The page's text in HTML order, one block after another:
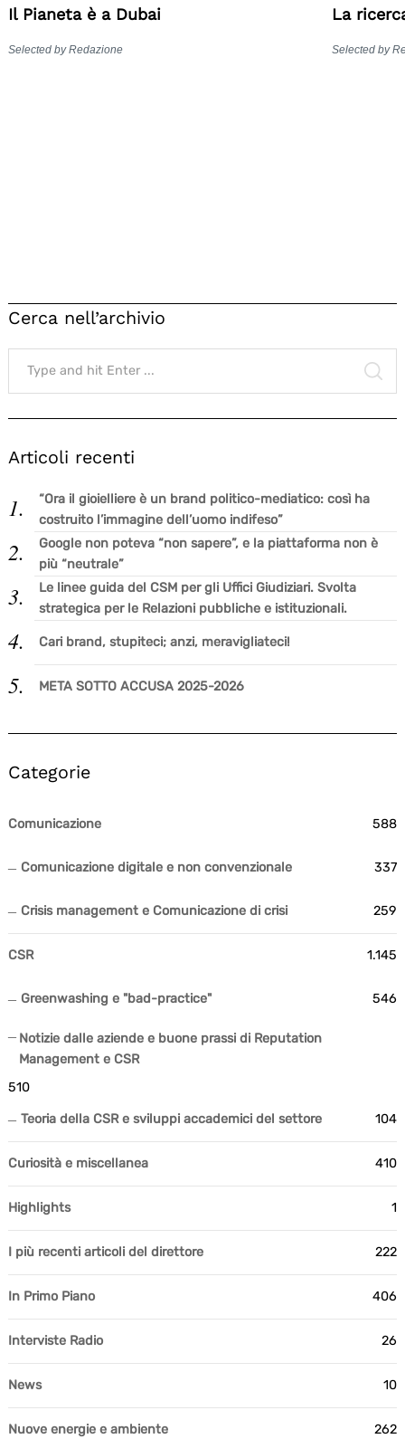
Il Pianeta è a Dubai
Selected by Redazione
La
Selected by
Cerca nell’archivio
Search
for:
Articoli recenti
“Ora il gioielliere è un brand politico-mediatico: così ha
costruito l’immagine dell’uomo indifeso”
Google non poteva “non sapere”, e la piattaforma non è
più “neutrale”
Le linee guida del CSM per gli Uffici Giudiziari. Svolta
strategica per le Relazioni pubbliche e istituzionali.
Cari brand, stupiteci; anzi, meravigliateci!
META SOTTO ACCUSA 2025-2026
Categorie
Comunicazione 588
Comunicazione digitale e non convenzionale 337
Crisis management e Comunicazione di crisi 259
CSR 1.145
Greenwashing e "bad-practice" 546
Notizie dalle aziende e buone prassi di Reputation
Management e CSR
510
Teoria della CSR e sviluppi accademici del settore 104
Curiosità e miscellanea 410
Highlights 1
I più recenti articoli del direttore 222
In Primo Piano 406
Interviste Radio 26
News 10
Nuove energie e ambiente 262